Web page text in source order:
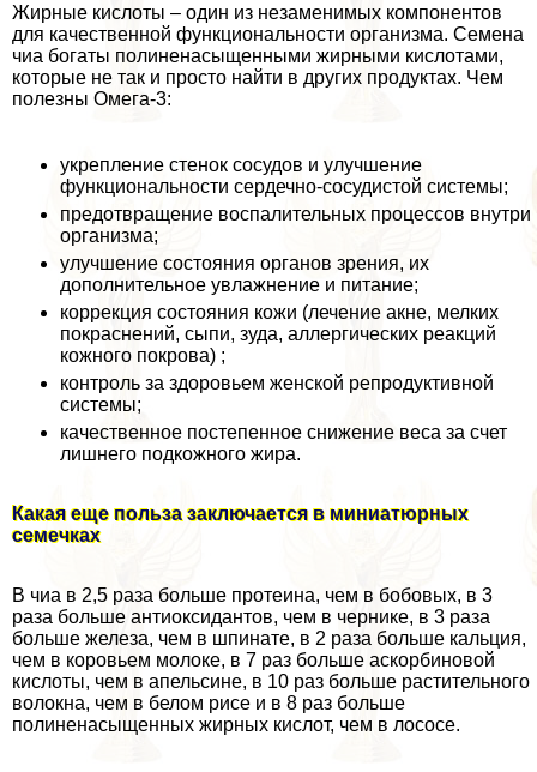
Жирные кислоты – один из незаменимых компонентов
для качественной функциональности организма. Семена
чиа богаты полиненасыщенными жирными кислотами,
которые не так и просто найти в других продуктах. Чем
полезны Омега-3:
укрепление стенок сосудов и улучшение
функциональности сердечно-сосудистой системы;
предотвращение воспалительных процессов внутри
организма;
улучшение состояния органов зрения, их
дополнительное увлажнение и питание;
коррекция состояния кожи (лечение акне, мелких
покраснений, сыпи, зуда, аллергических реакций
кожного покрова) ;
контроль за здоровьем женской репродуктивной
системы;
качественное постепенное снижение веса за счет
лишнего подкожного жира.
Какая еще польза заключается в миниатюрных
семечках
В чиа в 2,5 раза больше протеина, чем в бобовых, в 3
раза больше антиоксидантов, чем в чернике, в 3 раза
больше железа, чем в шпинате, в 2 раза больше кальция,
чем в коровьем молоке, в 7 раз больше аскорбиновой
кислоты, чем в апельсине, в 10 раз больше растительного
волокна, чем в белом рисе и в 8 раз больше
полиненасыщенных жирных кислот, чем в лососе.